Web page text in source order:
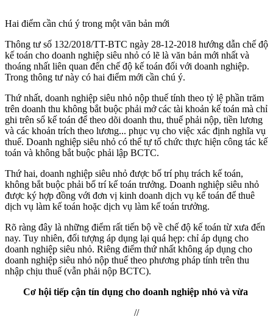
Hai điểm cần chú ý trong một văn bản mới
Thông tư số 132/2018/TT-BTC ngày 28-12-2018 hướng dẫn chế độ
kế toán cho doanh nghiệp siêu nhỏ có lẽ là văn bản mới nhất và
thoáng nhất liên quan đến chế độ kế toán đối với doanh nghiệp.
Trong thông tư này có hai điểm mới cần chú ý.
Thứ nhất, doanh nghiệp siêu nhỏ nộp thuế tính theo tỷ lệ phần trăm
trên doanh thu không bắt buộc phải mở các tài khoản kế toán mà chỉ
ghi trên sổ kế toán để theo dõi doanh thu, thuế phải nộp, tiền lương
và các khoản trích theo lương... phục vụ cho việc xác định nghĩa vụ
thuế. Doanh nghiệp siêu nhỏ có thể tự tổ chức thực hiện công tác kế
toán và không bắt buộc phải lập BCTC.
Thứ hai, doanh nghiệp siêu nhỏ được bố trí phụ trách kế toán,
không bắt buộc phải bố trí kế toán trưởng. Doanh nghiệp siêu nhỏ
được ký hợp đồng với đơn vị kinh doanh dịch vụ kế toán để thuê
dịch vụ làm kế toán hoặc dịch vụ làm kế toán trưởng.
Rõ ràng đây là những điểm rất tiến bộ về chế độ kế toán từ xưa đến
nay. Tuy nhiên, đối tượng áp dụng lại quá hẹp: chỉ áp dụng cho
doanh nghiệp siêu nhỏ. Riêng điểm thứ nhất không áp dụng cho
doanh nghiệp siêu nhỏ nộp thuế theo phương pháp tính trên thu
nhập chịu thuế (vẫn phải nộp BCTC).
Cơ hội tiếp cận tín dụng cho doanh nghiệp nhỏ và vừa
//